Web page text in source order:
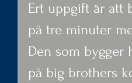
Ert uppgift är att
på tre minuter
Den som bygger
på big brothers